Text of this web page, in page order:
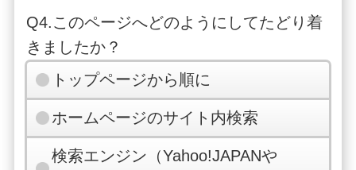
Q4.このページへどのようにしてたどり着
きましたか？
トップページから順に
ホームページのサイト内検索
検索エンジン（Yahoo!JAPANや